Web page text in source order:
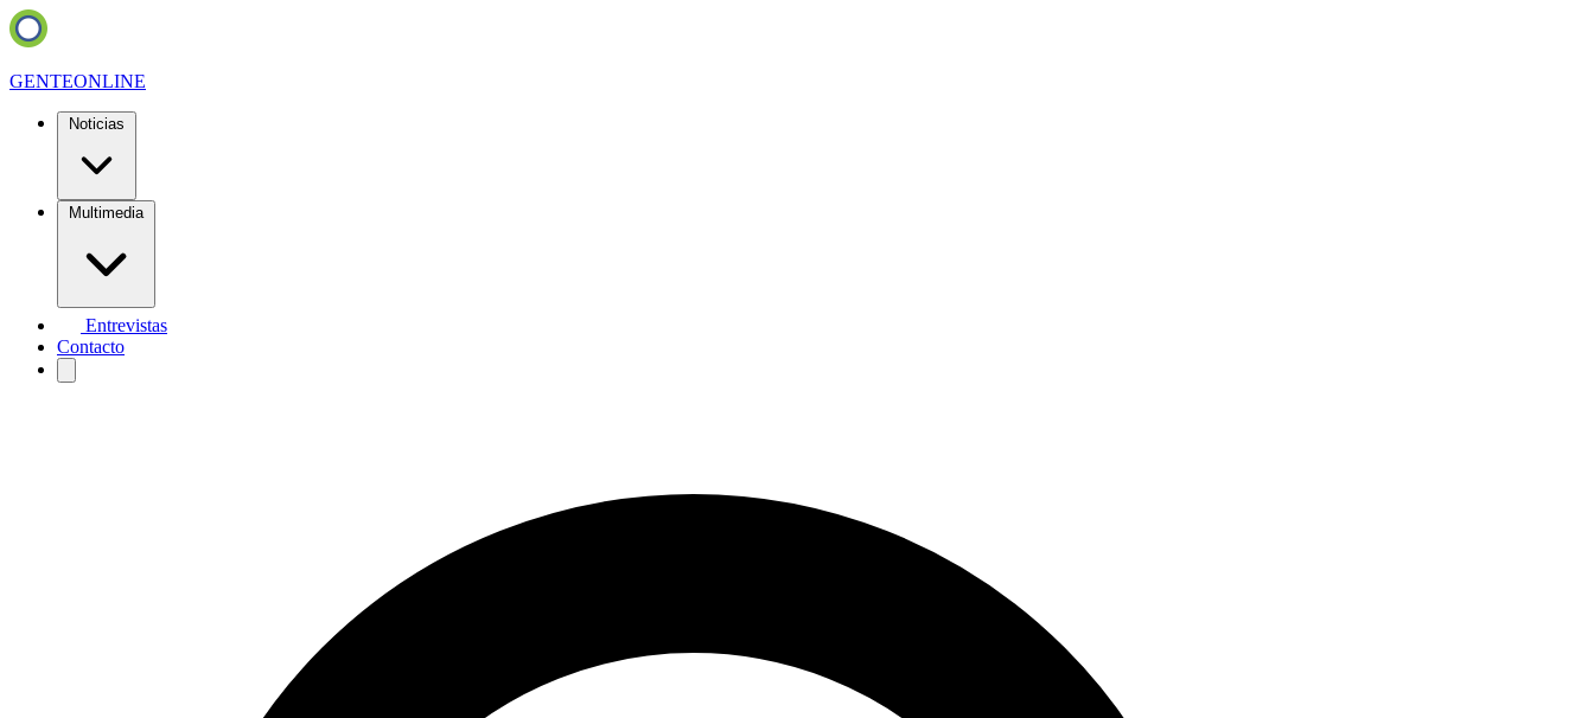
GENTEONLINE
Noticias
Multimedia
Entrevistas
Contacto